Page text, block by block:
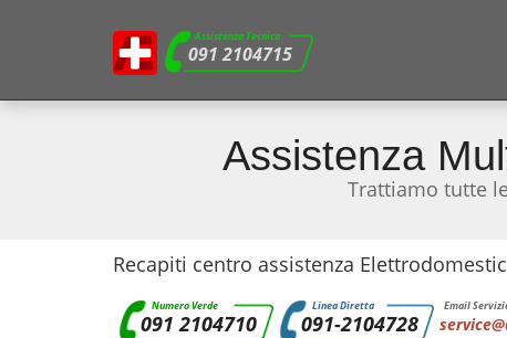
Assistenza Tecnica
091 2104715
Assistenza
Trattiamo tutte
Recapiti centro assistenza
Numero Verde
091 2104710
Linea Diretta
091-2104728
Email